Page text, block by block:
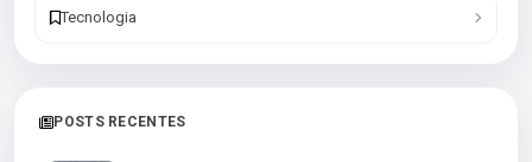
Tecnologia
POSTS RECENTES